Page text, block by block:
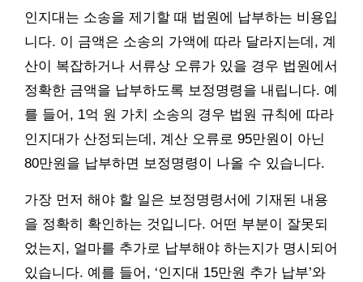
인지대는 소송을 제기할 때 법원에 납부하는 비용입
니다. 이 금액은 소송의 가액에 따라 달라지는데, 계
산이 복잡하거나 서류상 오류가 있을 경우 법원에서
정확한 금액을 납부하도록 보정명령을 내립니다. 예
를 들어, 1억 원 가치 소송의 경우 법원 규칙에 따라
인지대가 산정되는데, 계산 오류로 95만원이 아닌
80만원을 납부하면 보정명령이 나올 수 있습니다.
가장 먼저 해야 할 일은 보정명령서에 기재된 내용
을 정확히 확인하는 것입니다. 어떤 부분이 잘못되
었는지, 얼마를 추가로 납부해야 하는지가 명시되어
있습니다. 예를 들어, ‘인지대 15만원 추가 납부’와